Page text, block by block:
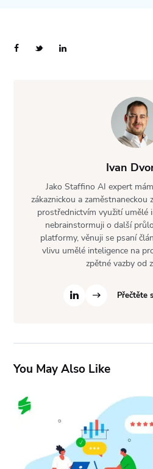
Ivan
Jako Staffino AI expert
zákaznickou a
prostřednictvím využití umělé
nebrainstormuji o další
platformy, věnuji se psaní
vlivu umělé inteligence na
zpětné vazby od
Přečtěte
You May Also Like